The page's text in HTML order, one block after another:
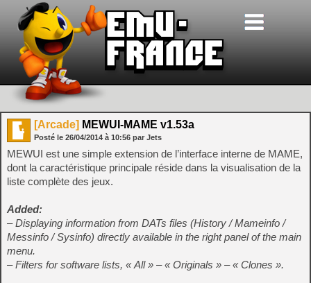
[Arcade] MEWUI-MAME v1.53a
Posté le 26/04/2014 à 10:56 par Jets
MEWUI est une simple extension de l’interface interne de MAME,
dont la caractéristique principale réside dans la visualisation de la
liste complète des jeux.
Added:
– Displaying information from DATs files (History / Mameinfo /
Messinfo / Sysinfo) directly available in the right panel of the main
menu.
– Filters for software lists, « All » – « Originals » – « Clones ».